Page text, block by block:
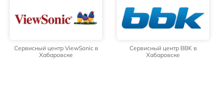
Сервисный центр ViewSonic в
Хабаровске
Сервисный центр BBK в
Хабаровске